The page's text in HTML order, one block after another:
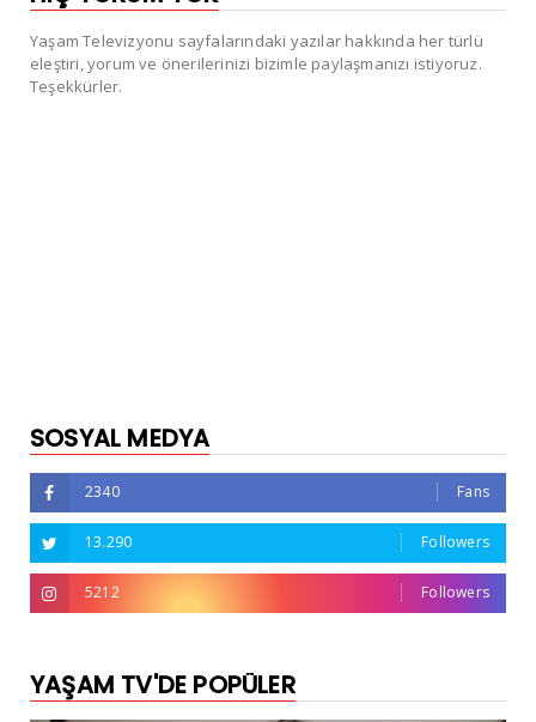
Yaşam Televizyonu sayfalarındaki yazılar hakkında her türlü
eleştiri, yorum ve önerilerinizi bizimle paylaşmanızı istiyoruz.
Teşekkürler.
SOSYAL MEDYA
2340 Fans
13.290 Followers
5212 Followers
YAŞAM TV'DE POPÜLER